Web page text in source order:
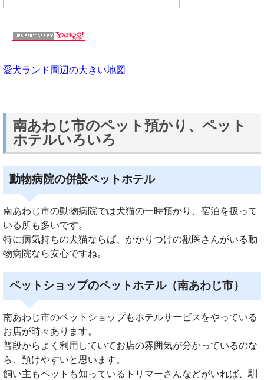
愛犬ランド周辺の大きい地図
南あわじ市のペット預かり、ペット
ホテルいろいろ
動物病院の併設ペットホテル
南あわじ市の動物病院では犬猫の一時預かり、宿泊を扱って
いる所も多いです。
特に病気持ちの犬猫ならば、かかりつけの獣医さんがいる動
物病院なら安心ですね。
ペットショップのペットホテル（南あわじ市）
南あわじ市のペットショップもホテルサービスをやっている
お店が時々あります。
普段からよく利用していてお店の雰囲気が分かっているのな
ら、預けやすいと思います。
飼い主もペットも知っているトリマーさんなどがいれば、馴